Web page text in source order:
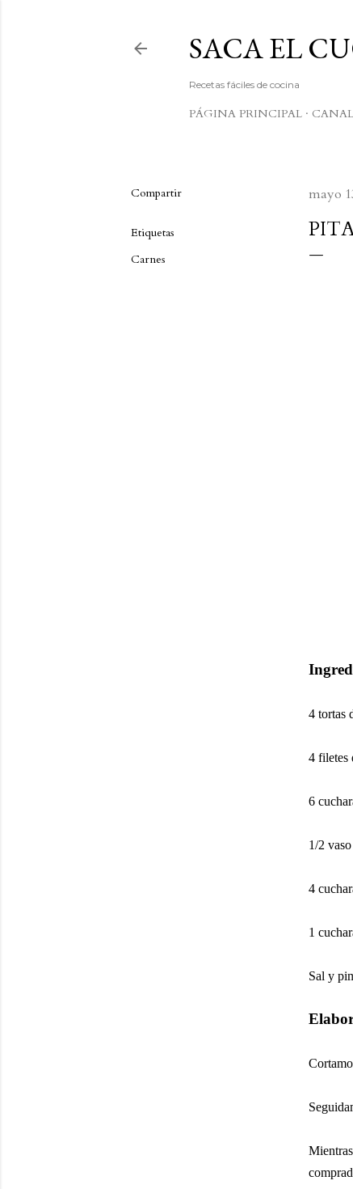
SACA EL
Recetas fáciles de cocina
PÁGINA PRINCIPAL
Compartir
Etiquetas
Carnes
mayo
4 tortas
4 filetes
6
1/2
4
1
Sal y